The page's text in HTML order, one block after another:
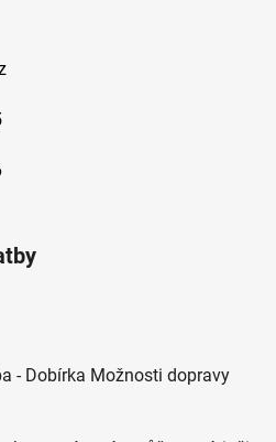
- Dobírka Možnosti dopravy